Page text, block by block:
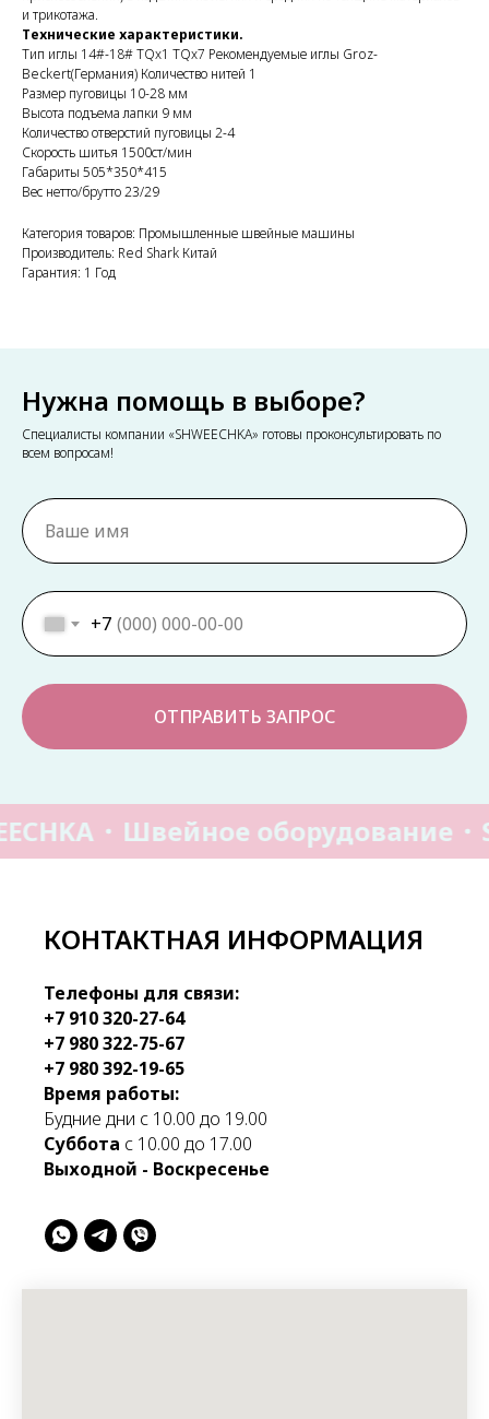
и трикотажа.
Технические характеристики.
Тип иглы 14#-18# TQx1 TQx7 Рекомендуемые иглы Groz-
Beckert(Германия) Количество нитей 1
Размер пуговицы 10-28 мм
Высота подъема лапки 9 мм
Количество отверстий пуговицы 2-4
Скорость шитья 1500ст/мин
Габариты 505*350*415
Вес нетто/брутто 23/29
Категория товаров: Промышленные швейные машины
Производитель: Red Shark Китай
Гарантия: 1 Год
Нужна помощь в выборе?
Специалисты компании «SHWEECHKA» готовы проконсультировать по
всем вопросам!
+7
ОТПРАВИТЬ ЗАПРОС
Швейное оборудование
КОНТАКТНАЯ ИНФОРМАЦИЯ
Телефоны для связи:
+7 910 320-27-64
+7 980 322-75-67
+7 980 392-19-65
Время работы:
Будние дни с 10.00 до 19.00
Суббота с 10.00 до 17.00
Выходной - Воскресенье